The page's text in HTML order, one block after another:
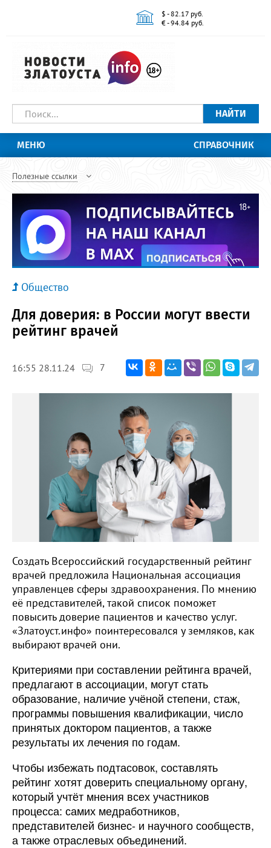
$ - 82.17 руб.
€ - 94.84 руб.
НАЙТИ
МЕНЮ СПРАВОЧНИК
Полезные ссылки
Общество
Для доверия: в России могут ввести
рейтинг врачей
16:55 28.11.24 7
Создать Всероссийский государственный рейтинг
врачей предложила Национальная ассоциация
управленцев сферы здравоохранения. По мнению
её представителей, такой список поможет
повысить доверие пациентов и качество услуг.
«Златоуст.инфо» поинтересовался у земляков, как
выбирают врачей они.
Критериями при составлении рейтинга врачей,
предлагают в ассоциации, могут стать
образование, наличие учёной степени, стаж,
программы повышения квалификации, число
принятых доктором пациентов, а также
результаты их лечения по годам.
Чтобы избежать подтасовок, составлять
рейтинг хотят доверить специальному органу,
который учтёт мнения всех участников
процесса: самих медработников,
представителей бизнес- и научного сообществ,
а также отраслевых объединений.